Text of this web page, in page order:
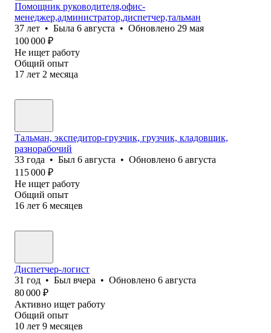
Помощник руководителя,офис-
менеджер,администратор,диспетчер,тальман
37 лет • Была 6 августа • Обновлено 29 мая
100 000 ₽
Не ищет работу
Общий опыт
17 лет 2 месяца
Тальман, экспедитор-грузчик, грузчик, кладовщик,
разнорабочий
33 года • Был 6 августа • Обновлено 6 августа
115 000 ₽
Не ищет работу
Общий опыт
16 лет 6 месяцев
Диспетчер-логист
31 год • Был вчера • Обновлено 6 августа
80 000 ₽
Активно ищет работу
Общий опыт
10 лет 9 месяцев